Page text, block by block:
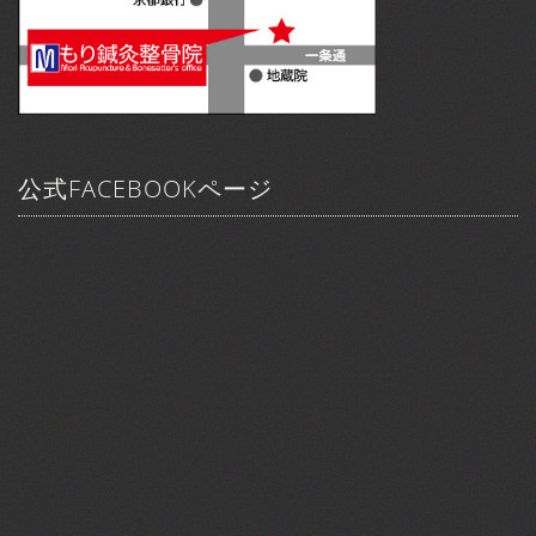
公式FACEBOOKページ